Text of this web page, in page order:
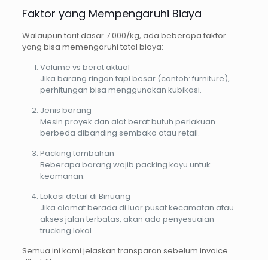
Faktor yang Mempengaruhi Biaya
Walaupun tarif dasar 7.000/kg, ada beberapa faktor
yang bisa memengaruhi total biaya:
Volume vs berat aktual
Jika barang ringan tapi besar (contoh: furniture),
perhitungan bisa menggunakan kubikasi.
Jenis barang
Mesin proyek dan alat berat butuh perlakuan
berbeda dibanding sembako atau retail.
Packing tambahan
Beberapa barang wajib packing kayu untuk
keamanan.
Lokasi detail di Binuang
Jika alamat berada di luar pusat kecamatan atau
akses jalan terbatas, akan ada penyesuaian
trucking lokal.
Semua ini kami jelaskan transparan sebelum invoice